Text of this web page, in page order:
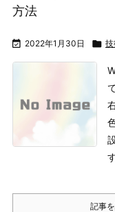
方法
 2022年1月30日 
記事